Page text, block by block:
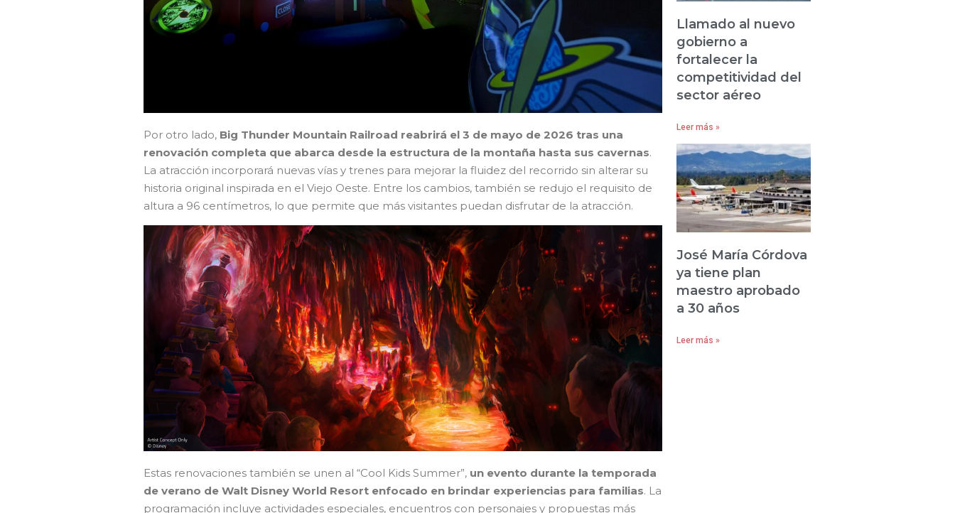
Por otro lado, Big Thunder Mountain Railroad reabrirá el 3 de mayo de 2026 tras una
renovación completa que abarca desde la estructura de la montaña hasta sus cavernas.
La atracción incorporará nuevas vías y trenes para mejorar la fluidez del recorrido sin alterar su
historia original inspirada en el Viejo Oeste. Entre los cambios, también se redujo el requisito de
altura a 96 centímetros, lo que permite que más visitantes puedan disfrutar de la atracción.
Estas renovaciones también se unen al “Cool Kids Summer”, un evento durante la temporada
de verano de Walt Disney World Resort enfocado en brindar experiencias para familias. La
programación incluye actividades especiales, encuentros con personajes y propuestas más
Llamado al nuevo
gobierno a
fortalecer la
competitividad del
sector aéreo
Leer más »
José María Córdova
ya tiene plan
maestro aprobado
a 30 años
Leer más »